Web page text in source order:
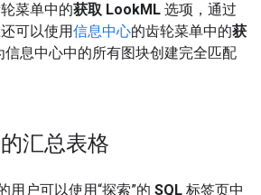
菜单中的获取 LookML 选项，通过
可以使用信息中心的齿轮菜单中的获
信息中心中的所有图块创建完全匹配
汇总表格
用户可以使用“探索”的 SQL 标签页中